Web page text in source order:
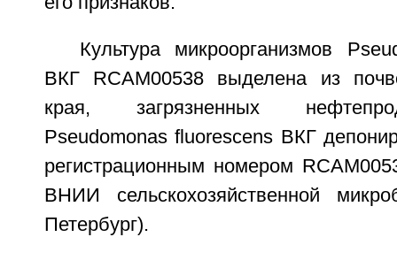
Культура микроорганизмов
ВКГ RCAM00538 выделена из
края, загрязненных
Pseudomonas fluorescens ВКГ
регистрационным номером
ВНИИ сельскохозяйственной
Петербург).